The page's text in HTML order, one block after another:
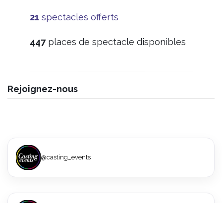
21 spectacles offerts
464 places de spectacle disponibles
Rejoignez-nous
@casting_events